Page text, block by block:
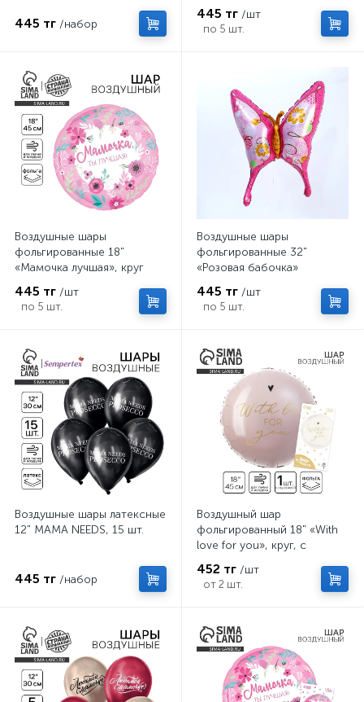
445 тг /набор
445 тг /шт
по 5 шт.
Воздушные шары
фольгированные 18"
«Мамочка лучшая», круг
445 тг /шт
по 5 шт.
Воздушные шары
фольгированные 32"
«Розовая бабочка»
445 тг /шт
по 5 шт.
Воздушные шары латексные
12" MAMA NEEDS, 15 шт.
445 тг /набор
Воздушный шар
фольгированный 18" «With
love for you», круг, с
452 тг /шт
от 2 шт.